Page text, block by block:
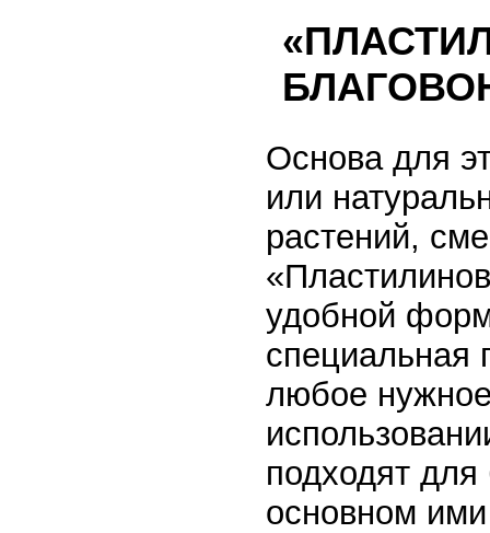
Основа для
или
растений,
удобной
специальная
любое
подходят
основном